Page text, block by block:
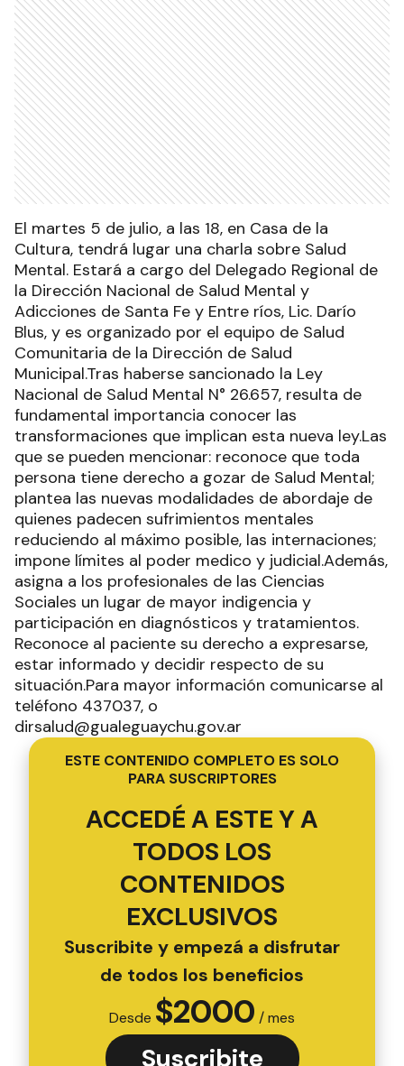
El martes 5 de julio, a las 18, en Casa de la
Cultura, tendrá lugar una charla sobre Salud
Mental. Estará a cargo del Delegado Regional de
la Dirección Nacional de Salud Mental y
Adicciones de Santa Fe y Entre ríos, Lic. Darío
Blus, y es organizado por el equipo de Salud
Comunitaria de la Dirección de Salud
Municipal.Tras haberse sancionado la Ley
Nacional de Salud Mental N° 26.657, resulta de
fundamental importancia conocer las
transformaciones que implican esta nueva ley.Las
que se pueden mencionar: reconoce que toda
persona tiene derecho a gozar de Salud Mental;
plantea las nuevas modalidades de abordaje de
quienes padecen sufrimientos mentales
reduciendo al máximo posible, las internaciones;
impone límites al poder medico y judicial.Además,
asigna a los profesionales de las Ciencias
Sociales un lugar de mayor indigencia y
participación en diagnósticos y tratamientos.
Reconoce al paciente su derecho a expresarse,
estar informado y decidir respecto de su
situación.Para mayor información comunicarse al
teléfono 437037, o
dirsalud@gualeguaychu.gov.ar
ESTE CONTENIDO COMPLETO ES SOLO
PARA SUSCRIPTORES
ACCEDÉ A ESTE Y A
TODOS LOS
CONTENIDOS
EXCLUSIVOS
Suscribite y empezá a disfrutar
de todos los beneficios
Desde $2000 / mes
Suscribite